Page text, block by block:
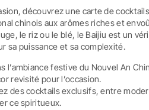
découvrez une carte de
chinois aux arômes riches et
le riz ou le blé, le Baijiu est un
sa puissance et sa complexité.
l’ambiance festive du Nouvel An
revisité pour l’occasion.
des cocktails exclusifs, entre
ce spiritueux.